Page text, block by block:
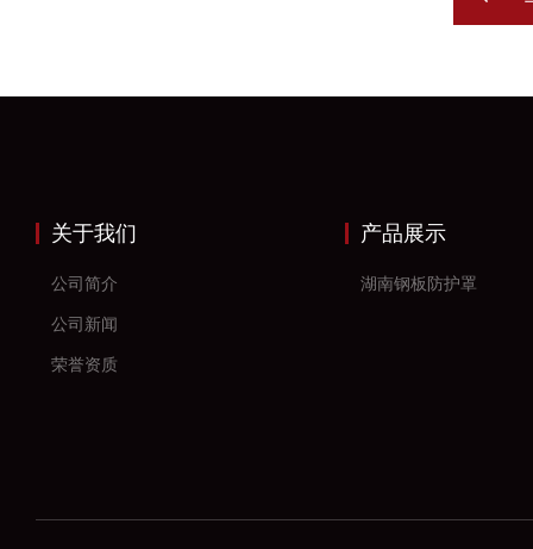
关于我们
公司简介
公司新闻
荣誉资质
产品展示
湖南钢板防护罩